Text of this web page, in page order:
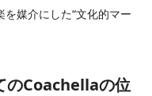
媒介にした“文化的マー
のCoachellaの位